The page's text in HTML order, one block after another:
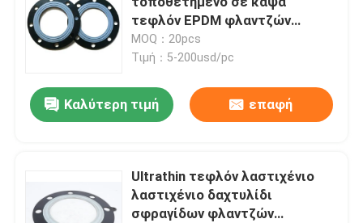
τεφλόν EPDM φλαντζών
συμπίεσης λαστιχένιο
στόλισμα στολισμάτων
MOQ：20pcs
Τιμή：5-200usd/pc
Καλύτερη τιμή επαφή
Ultrathin τεφλόν λαστιχένιο
λαστιχένιο δαχτυλίδι
σφραγίδων φλαντζών